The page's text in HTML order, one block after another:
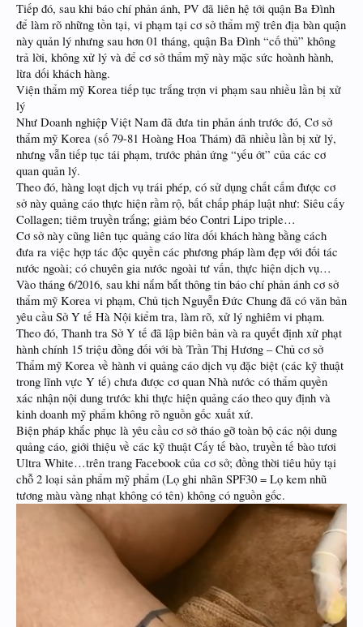
Tiếp đó, sau khi báo chí phản ánh, PV đã liên hệ tới quận Ba Đình
để làm rõ những tồn tại, vi phạm tại cơ sở thẩm mỹ trên địa bàn quận
này quản lý nhưng sau hơn 01 tháng, quận Ba Đình “cố thủ” không
trả lời, không xử lý và để cơ sở thẩm mỹ này mặc sức hoành hành,
lừa dối khách hàng.
Viện thẩm mỹ Korea tiếp tục trắng trợn vi phạm sau nhiều lần bị xử
lý
Như Doanh nghiệp Việt Nam đã đưa tin phản ánh trước đó, Cơ sở
thẩm mỹ Korea (số 79-81 Hoàng Hoa Thám) đã nhiều lần bị xử lý,
nhưng vẫn tiếp tục tái phạm, trước phản ứng “yếu ớt” của các cơ
quan quản lý.
Theo đó, hàng loạt dịch vụ trái phép, có sử dụng chất cấm được cơ
sở này quảng cáo thực hiện rầm rộ, bất chấp pháp luật như: Siêu cấy
Collagen; tiêm truyền trắng; giảm béo Contri Lipo triple…
Cơ sở này cũng liên tục quảng cáo lừa dối khách hàng bằng cách
đưa ra việc hợp tác độc quyền các phương pháp làm đẹp với đối tác
nước ngoài; có chuyên gia nước ngoài tư vấn, thực hiện dịch vụ…
Vào tháng 6/2016, sau khi nắm bắt thông tin báo chí phản ánh cơ sở
thẩm mỹ Korea vi phạm, Chủ tịch Nguyễn Đức Chung đã có văn bản
yêu cầu Sở Y tế Hà Nội kiểm tra, làm rõ, xử lý nghiêm vi phạm.
Theo đó, Thanh tra Sở Y tế đã lập biên bản và ra quyết định xử phạt
hành chính 15 triệu đồng đối với bà Trần Thị Hương – Chủ cơ sở
Thẩm mỹ Korea về hành vi quảng cáo dịch vụ đặc biệt (các kỹ thuật
trong lĩnh vực Y tế) chưa được cơ quan Nhà nước có thẩm quyền
xác nhận nội dung trước khi thực hiện quảng cáo theo quy định và
kinh doanh mỹ phẩm không rõ nguồn gốc xuất xứ.
Biện pháp khắc phục là yêu cầu cơ sở tháo gỡ toàn bộ các nội dung
quảng cáo, giới thiệu về các kỹ thuật Cấy tế bào, truyền tế bào tươi
Ultra White…trên trang Facebook của cơ sở; đồng thời tiêu hủy tại
chỗ 2 loại sản phẩm mỹ phẩm (Lọ ghi nhãn SPF30 = Lọ kem nhũ
tương màu vàng nhạt không có tên) không có nguồn gốc.